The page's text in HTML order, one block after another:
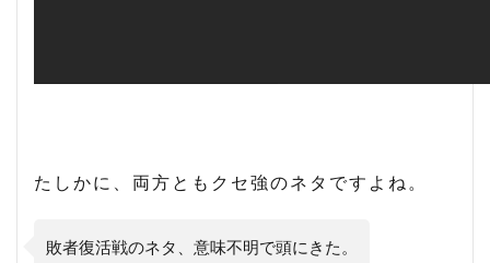
たしかに、両方ともクセ強のネタですよね。
敗者復活戦のネタ、意味不明で頭にきた。